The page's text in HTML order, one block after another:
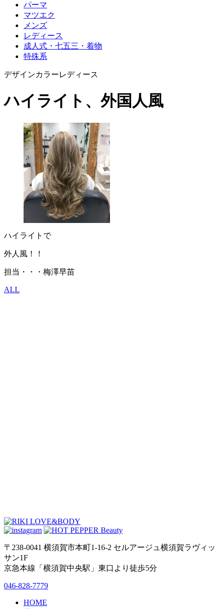
パーマ
マツエク
メンズ
レディース
成人式・七五三・着物
特殊系
デザインカラーレディース
ハイライト、外国人風
ハイライトで
外人風！！
担当・・・梅澤早苗
ALL
〒238-0041 横須賀市本町1-16-2 セルアージュ横須賀ラヴィッ
サン1F
京急本線「横須賀中央駅」東口より徒歩5分
046-828-7779
HOME